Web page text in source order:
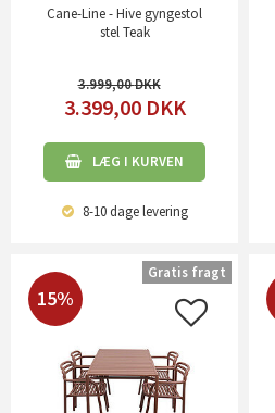
Cane-Line - Hive gyngestol
stel Teak
3.999,00
3.399,00 DKK
LÆG I KURVEN
8-10 dagelevering
15%
Gratis fragt